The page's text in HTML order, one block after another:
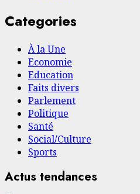
Categories
À la Une
Economie
Education
Faits divers
Parlement
Politique
Santé
Social/Culture
Sports
Actus tendances